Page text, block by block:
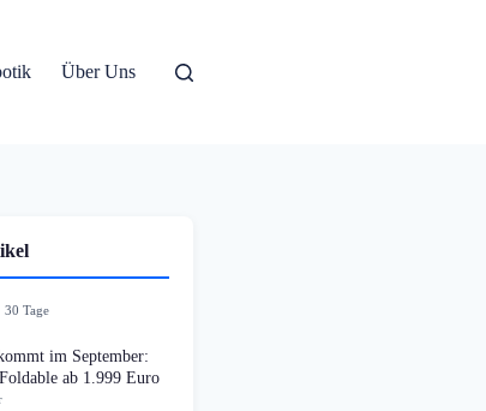
Über Uns
30 Tage
im September:
ab 1.999 Euro